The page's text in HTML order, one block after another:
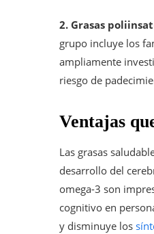
2. Grasas
grupo incluye los
ampliamente
riesgo de
Ventajas
Las grasas
desarrollo del
omega-3 son
cognitivo en
y disminuye los